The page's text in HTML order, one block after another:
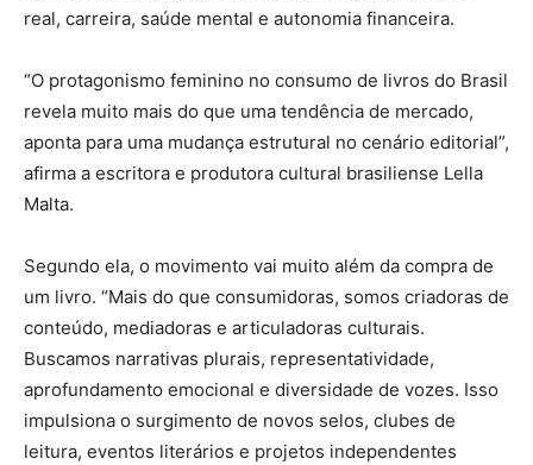
real, carreira, saúde mental e autonomia financeira.
“O protagonismo feminino no consumo de livros do Brasil
revela muito mais do que uma tendência de mercado,
aponta para uma mudança estrutural no cenário editorial”,
afirma a escritora e produtora cultural brasiliense Lella
Malta.
Segundo ela, o movimento vai muito além da compra de
um livro. “Mais do que consumidoras, somos criadoras de
conteúdo, mediadoras e articuladoras culturais.
Buscamos narrativas plurais, representatividade,
aprofundamento emocional e diversidade de vozes. Isso
impulsiona o surgimento de novos selos, clubes de
leitura, eventos literários e projetos independentes